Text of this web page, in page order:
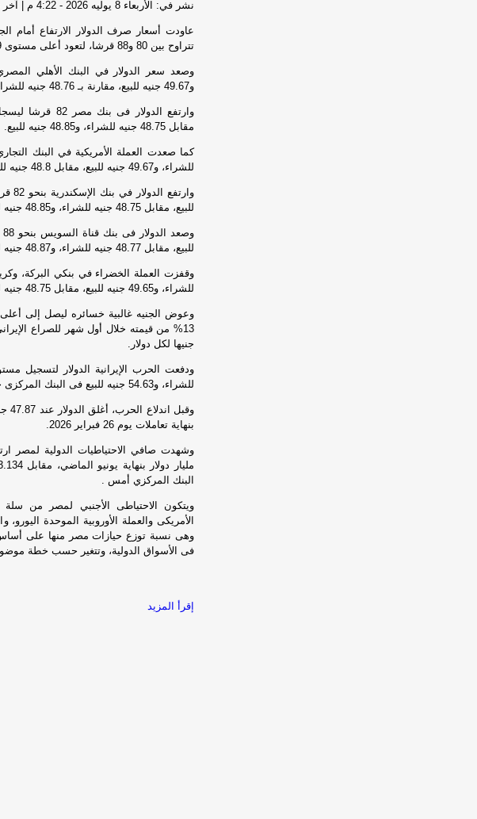
نشر في: الأربعاء 8 يوليه 2026 - 4:22 م | آخر تحديث: الأربعاء 8 يوليه 2026 - 4:22 م
عاودت أسعار صرف الدولار الارتفاع أمام
تتراوح بين 80 و88 قرشا، لتعود أعلى مستوى 49 جنيها مجددا.
و49.67 جنيه للبيع، مقارنة بـ 48.76 جنيه للشراء، و48.86 جنيه للبيع.
مقابل 48.75 جنيه للشراء، و48.85 جنيه للبيع.
للشراء، و49.67 جنيه للبيع، مقابل 48.8 جنيه للشراء، و48.9 جنيه للبيع.
للبيع، مقابل 48.75 جنيه للشراء، و48.85 جنيه للبيع.
للبيع، مقابل 48.77 جنيه للشراء، و48.87 جنيه للبيع.
للشراء، و49.65 جنيه للبيع، مقابل 48.75 جنيه للشراء، و48.85 جنيه للبيع.
جنيها لكل دولار.
للشراء، و54.63 جنيه للبيع فى البنك المركزى خلال ذروة التوترات في أواخر مارس الماضي.
بنهاية تعاملات يوم 26 فبراير 2026.
البنك المركزي أمس .
ويتكون الاحتياطى الأجنبي لمصر من سلة
الأمريكى والعملة الأوروبية الموحدة اليورو،
وهى نسبة توزع حيازات مصر منها على
فى الأسواق الدولية، وتتغير حسب خطة
إقرأ المزيد